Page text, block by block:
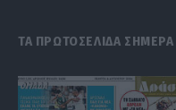
ΤΑ ΠΡΩΤΟΣΕΛΙΔΑ ΣΗΜΕΡΑ